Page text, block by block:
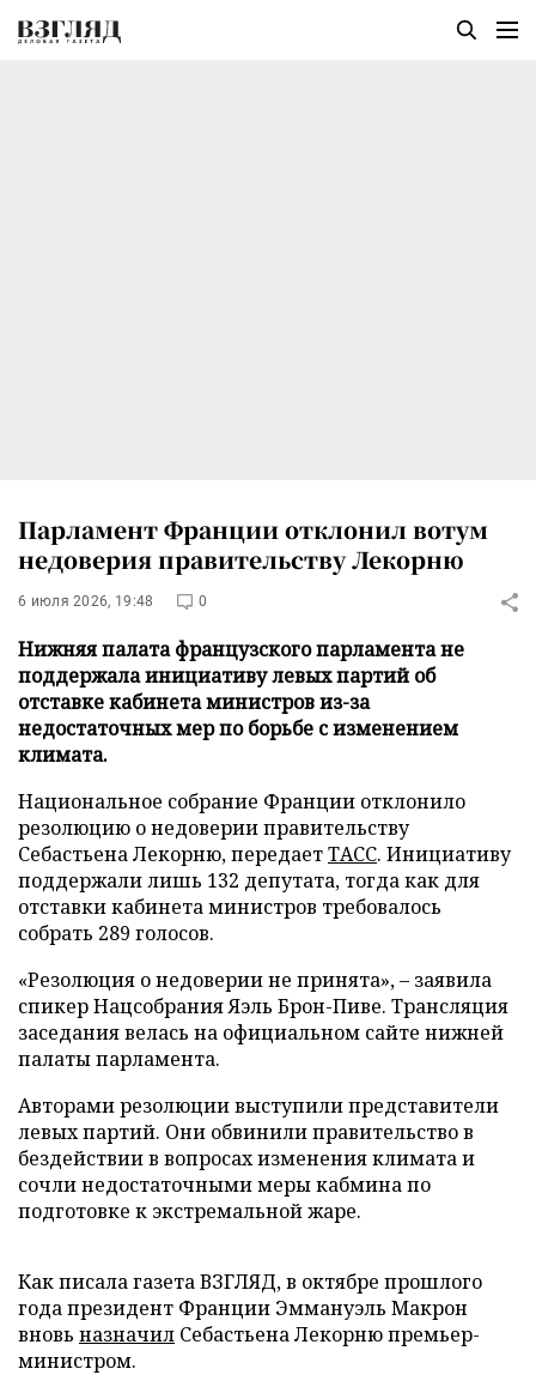
Парламент Франции отклонил вотум
недоверия правительству Лекорню
6 июля 2026, 19:48 0
Нижняя палата французского парламента не
поддержала инициативу левых партий об
отставке кабинета министров из-за
недостаточных мер по борьбе с изменением
климата.
Национальное собрание Франции отклонило
резолюцию о недоверии правительству
Себастьена Лекорню, передаетТАСС. Инициативу
поддержали лишь 132 депутата, тогда как для
отставки кабинета министров требовалось
собрать 289 голосов.
«Резолюция о недоверии не принята», – заявила
спикер Нацсобрания Яэль Брон-Пиве. Трансляция
заседания велась на официальном сайте нижней
палаты парламента.
Авторами резолюции выступили представители
левых партий. Они обвинили правительство в
бездействии в вопросах изменения климата и
сочли недостаточными меры кабмина по
подготовке к экстремальной жаре.
Как писала газета ВЗГЛЯД, в октябре прошлого
года президент Франции Эммануэль Макрон
вновь назначил Себастьена Лекорню премьер-
министром.